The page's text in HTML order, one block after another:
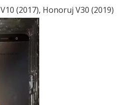
V10 (2017), Honoruj V30 (2019)